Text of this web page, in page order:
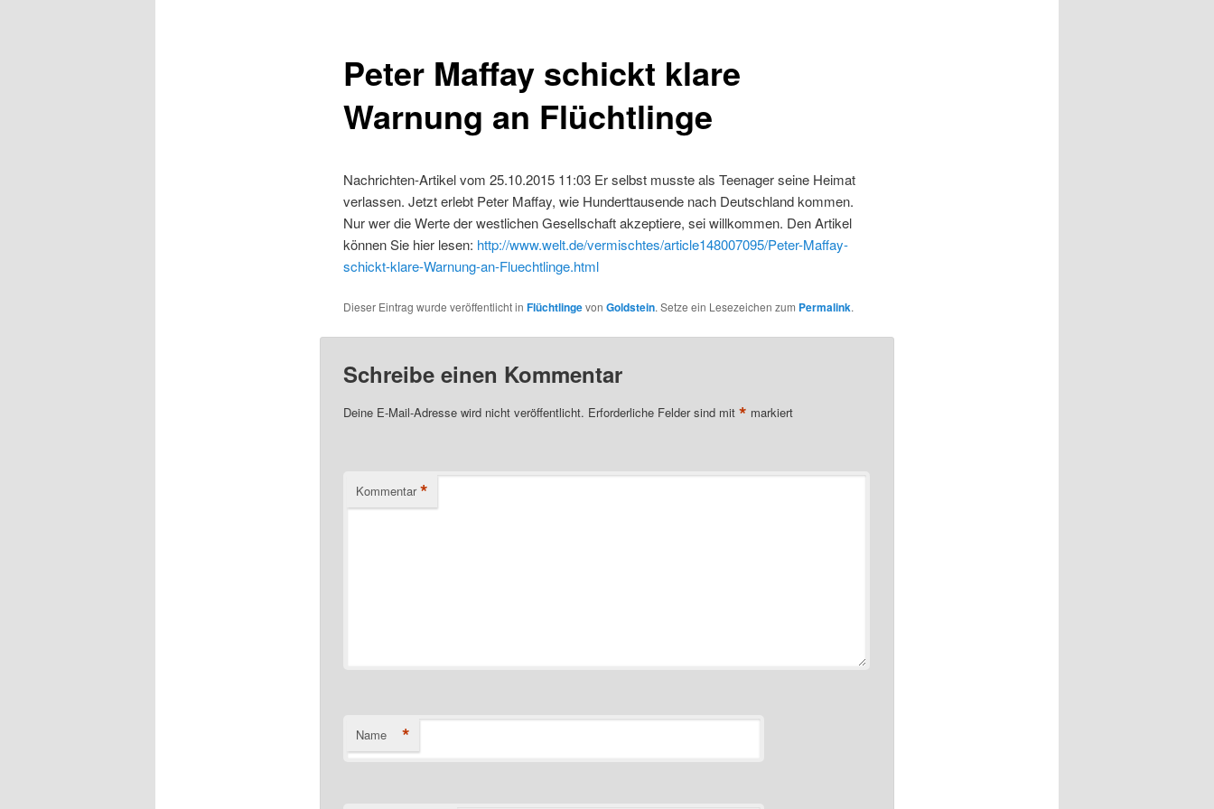
Peter Maffay schickt klare
Warnung an Flüchtlinge
Nachrichten-Artikel vom 25.10.2015 11:03 Er selbst musste als Teenager seine Heimat
verlassen. Jetzt erlebt Peter Maffay, wie Hunderttausende nach Deutschland kommen.
Nur wer die Werte der westlichen Gesellschaft akzeptiere, sei willkommen. Den Artikel
können Sie hier lesen: http://www.welt.de/vermischtes/article148007095/Peter-Maffay-
schickt-klare-Warnung-an-Fluechtlinge.html
Dieser Eintrag wurde veröffentlicht in Flüchtlingevon Goldstein. Setze ein Lesezeichen zum Permalink.
Schreibe einen Kommentar
Deine E-Mail-Adresse wird nicht veröffentlicht. Erforderliche Felder sind mit * markiert
Kommentar *
Name *